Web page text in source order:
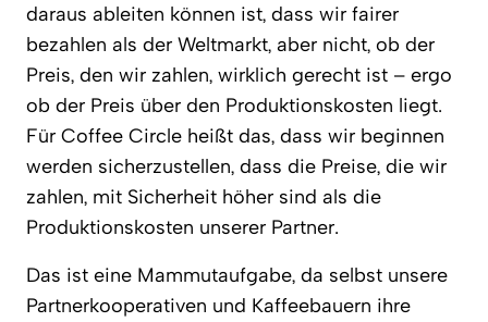
daraus ableiten können ist, dass wir fairer
bezahlen als der Weltmarkt, aber nicht, ob der
Preis, den wir zahlen, wirklich gerecht ist – ergo
ob der Preis über den Produktionskosten liegt.
Für Coffee Circle heißt das, dass wir beginnen
werden sicherzustellen, dass die Preise, die wir
zahlen, mit Sicherheit höher sind als die
Produktionskosten unserer Partner.
Das ist eine Mammutaufgabe, da selbst unsere
Partnerkooperativen und Kaffeebauern ihre